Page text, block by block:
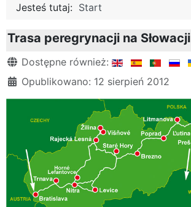
Jesteś tutaj: Start
Trasa peregrynacji na Słowacji
Szczegóły
Dostępne również:
Opublikowano: 12 sierpień 2012